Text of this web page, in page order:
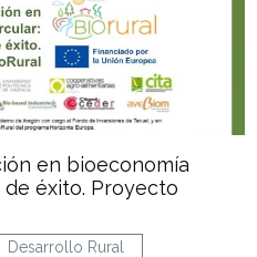
en bioeconomía
de éxito. Proyecto
Desarrollo Rural